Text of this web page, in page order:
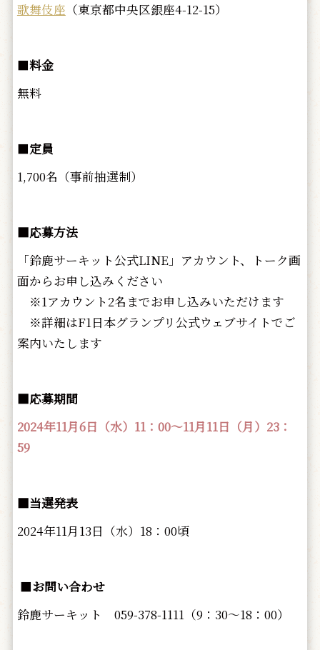
歌舞伎座 （東京都中央区銀座4-12-15）
■料金
無料
■定員
1,700名（事前抽選制）
■応募方法
「鈴鹿サーキット公式LINE」アカウント、トーク画
面からお申し込みください
※1アカウント2名までお申し込みいただけます
※詳細はF1日本グランプリ公式ウェブサイトでご
案内いたします
■応募期間
2024年11月6日（水）11：00～11月11日（月）23：
59
■当選発表
2024年11月13日（水）18：00頃
■お問い合わせ
鈴鹿サーキット 059-378-1111（9：30～18：00）